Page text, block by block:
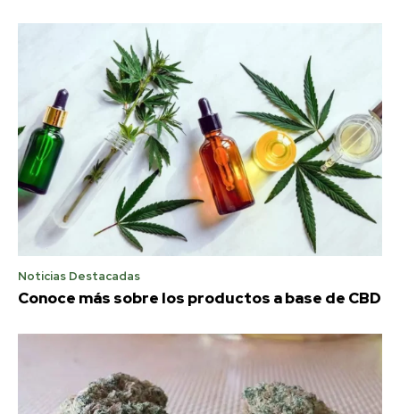
Noticias Destacadas
Conoce más sobre los productos a base de CBD